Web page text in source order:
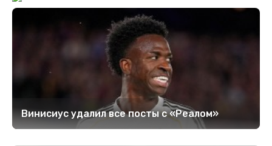
Винисиус удалил все посты с «Реалом»